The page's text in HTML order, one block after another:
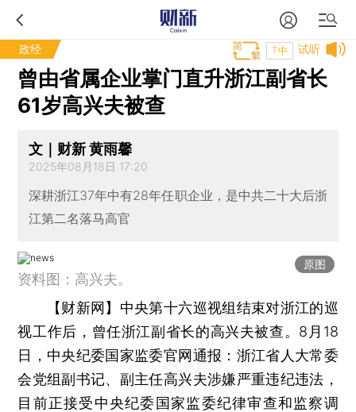
政经 试听
T中
曾由省属企业掌门直升浙江副省长
61岁高兴夫被查
文｜财新 黄雨馨
2025年08月18日 17:20
深耕浙江37年中有28年任职企业，是中共二十大后浙
江第二名落马高官
原图
资料图：高兴夫。
【财新网】 中央第十六巡视组结束对浙江的巡
视工作后，曾任浙江副省长的高兴夫被查。8月18
日，中央纪委国家监委官网通报：浙江省人大常委
会党组副书记、副主任高兴夫涉嫌严重违纪违法，
目前正接受中央纪委国家监委纪律审查和监察调